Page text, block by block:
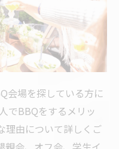
会場を探している方に
でBBQをするメリッ
理由について詳しくご